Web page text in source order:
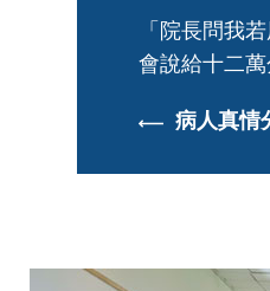
「院長問我
會說給十二萬
病人真情